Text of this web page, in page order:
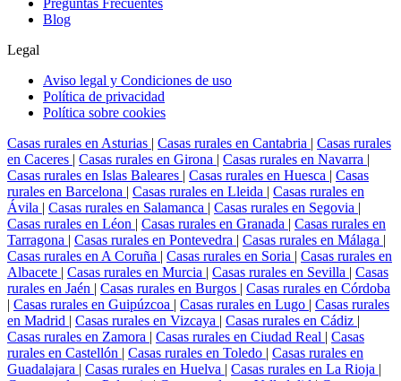
Preguntas Frecuentes
Blog
Legal
Aviso legal y Condiciones de uso
Política de privacidad
Política sobre cookies
Casas rurales en Asturias | Casas rurales en Cantabria | Casas rurales
en Caceres | Casas rurales en Girona | Casas rurales en Navarra |
Casas rurales en Islas Baleares | Casas rurales en Huesca | Casas
rurales en Barcelona | Casas rurales en Lleida | Casas rurales en
Ávila | Casas rurales en Salamanca | Casas rurales en Segovia |
Casas rurales en Léon | Casas rurales en Granada | Casas rurales en
Tarragona | Casas rurales en Pontevedra | Casas rurales en Málaga |
Casas rurales en A Coruña | Casas rurales en Soria | Casas rurales en
Albacete | Casas rurales en Murcia | Casas rurales en Sevilla | Casas
rurales en Jaén | Casas rurales en Burgos | Casas rurales en Córdoba
| Casas rurales en Guipúzcoa | Casas rurales en Lugo | Casas rurales
en Madrid | Casas rurales en Vizcaya | Casas rurales en Cádiz |
Casas rurales en Zamora | Casas rurales en Ciudad Real | Casas
rurales en Castellón | Casas rurales en Toledo | Casas rurales en
Guadalajara | Casas rurales en Huelva | Casas rurales en La Rioja |